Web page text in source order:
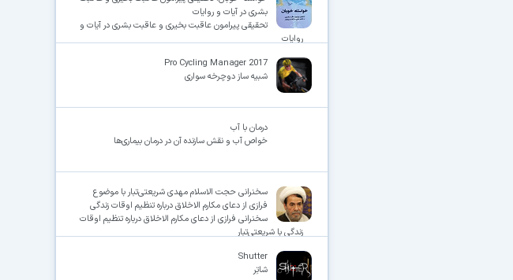
بشری در آیات و روایات
تحقیقی پیرامون عاقبت بخیری و عاقبت بشری در آیات و
روایات
Pro Cycling Manager 2017
شبیه ساز دوچرخه سواری
درمان با آب
خواص آب و نقش سازنده آن در درمان بیماری‌ها
سخنرانی حجت الاسلام مهدی شریعتی‌تبار با موضوع
فرازی از دعای مکارم الاخلاق درباره تنظیم اوقات زندگی
سخنرانی فرازی از دعای مکارم الاخلاق درباره تنظیم اوقات
زندگی با شریعتی‌تبار
Shutter
شاتِر